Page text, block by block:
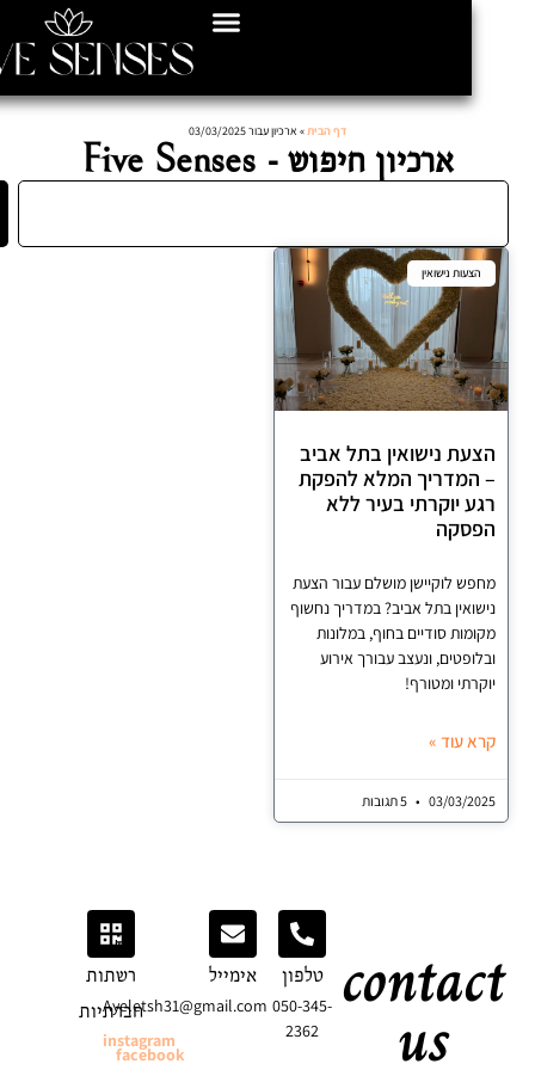
ארכיון עבור 03/03/2025
ארכיון חיפוש - Five Senses
נישואין
נישואין בתל אביב
המלא להפקת
יוקרתי בעיר ללא
לוקיישן מושלם עבור הצעת
בתל אביב? במדריך נחשוף
סודיים בחוף, במלונות
ונעצב עבורך אירוע
ומטורף!
עוד »
03/03/ 5 תגובות
טלפון
050-345-
אימייל
Ayeletsh31@gmail.com
חברתיות
instagram
facebook